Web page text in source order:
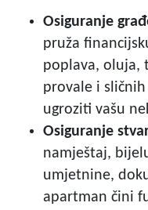
Osiguranje
pruža
poplava, oluja,
provale i
ugroziti vašu
Osiguranje
namještaj,
umjetnine,
apartman čini